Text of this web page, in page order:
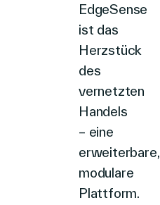
EdgeSense
ist das
Herzstück
des
vernetzten
Handels
– eine
erweiterbare,
modulare
Plattform.